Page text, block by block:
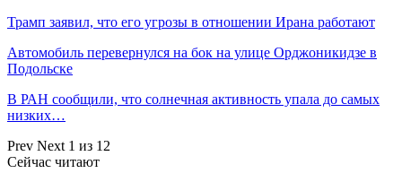
Трамп заявил, что его угрозы в отношении Ирана работают
Автомобиль перевернулся на бок на улице Орджоникидзе в
Подольске
В РАН сообщили, что солнечная активность упала до самых
низких…
Prev Next 1 из 12
Сейчас читают